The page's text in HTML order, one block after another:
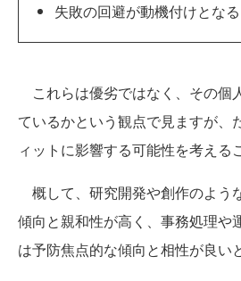
失敗の回避が動機付けとなる
これらは優劣ではなく、その個
ているかという観点で見ますが、
ィットに影響する可能性を考える
概して、研究開発や創作のよう
傾向と親和性が高く、事務処理や
は予防焦点的な傾向と相性が良い